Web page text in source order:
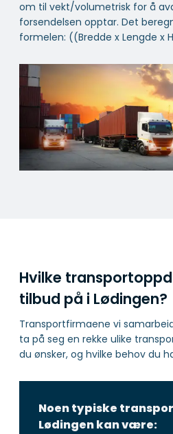
om til vekt/volumetrisk for å
forsendelsen opptar. Det
formelen: ((Bredde x Lengde x
Hvilke
tilbud på i Lødingen?
Transportfirmaene vi
ta på seg en rekke ulike
du ønsker, og hvilke behov du
Noen typiske
Lødingen kan være: